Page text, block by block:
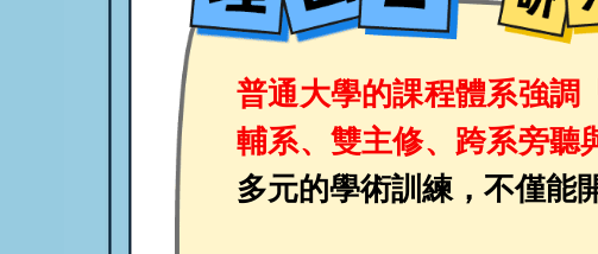
普通大學的課程體系強調
輔系、雙主修、跨系旁聽
多元的學術訓練，不僅能